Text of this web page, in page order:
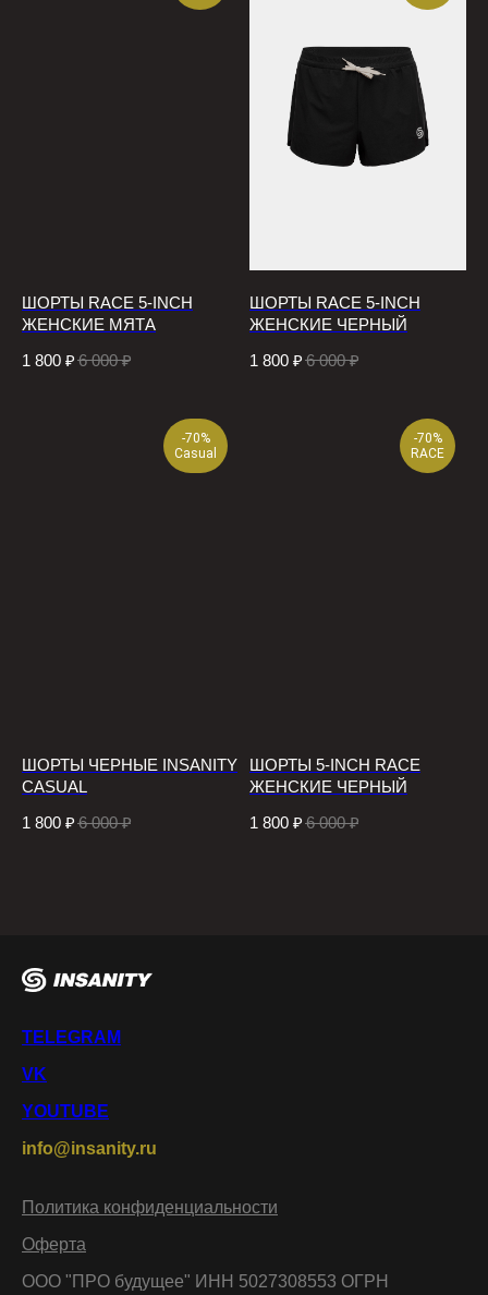
ШОРТЫ RACE 5-INCH
ЖЕНСКИЕ МЯТА
1 800 ₽ 6 000 ₽
ШОРТЫ RACE 5-INCH
ЖЕНСКИЕ ЧЕРНЫЙ
1 800 ₽ 6 000 ₽
-70%
Casual
ШОРТЫ ЧЕРНЫЕ INSANITY
CASUAL
1 800 ₽ 6 000 ₽
-70%
RACE
ШОРТЫ 5-INCH RACE
ЖЕНСКИЕ ЧЕРНЫЙ
1 800 ₽ 6 000 ₽
TELEGRAM
VK
YOUTUBE
info@insanity.ru
Политика конфиденциальности
Оферта
ООО "ПРО будущее" ИНН 5027308553 ОГРН